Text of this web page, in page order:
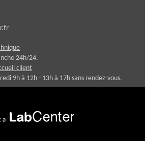
24h/24.
client
9h à 12h - 13h à 17h sans rendez-vous.